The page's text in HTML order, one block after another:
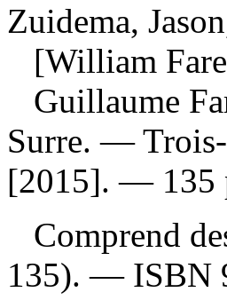
Zuidema,
[William
Guillaume
Surre. — Trois-
[2015]. — 135
Comprend
135). — ISBN